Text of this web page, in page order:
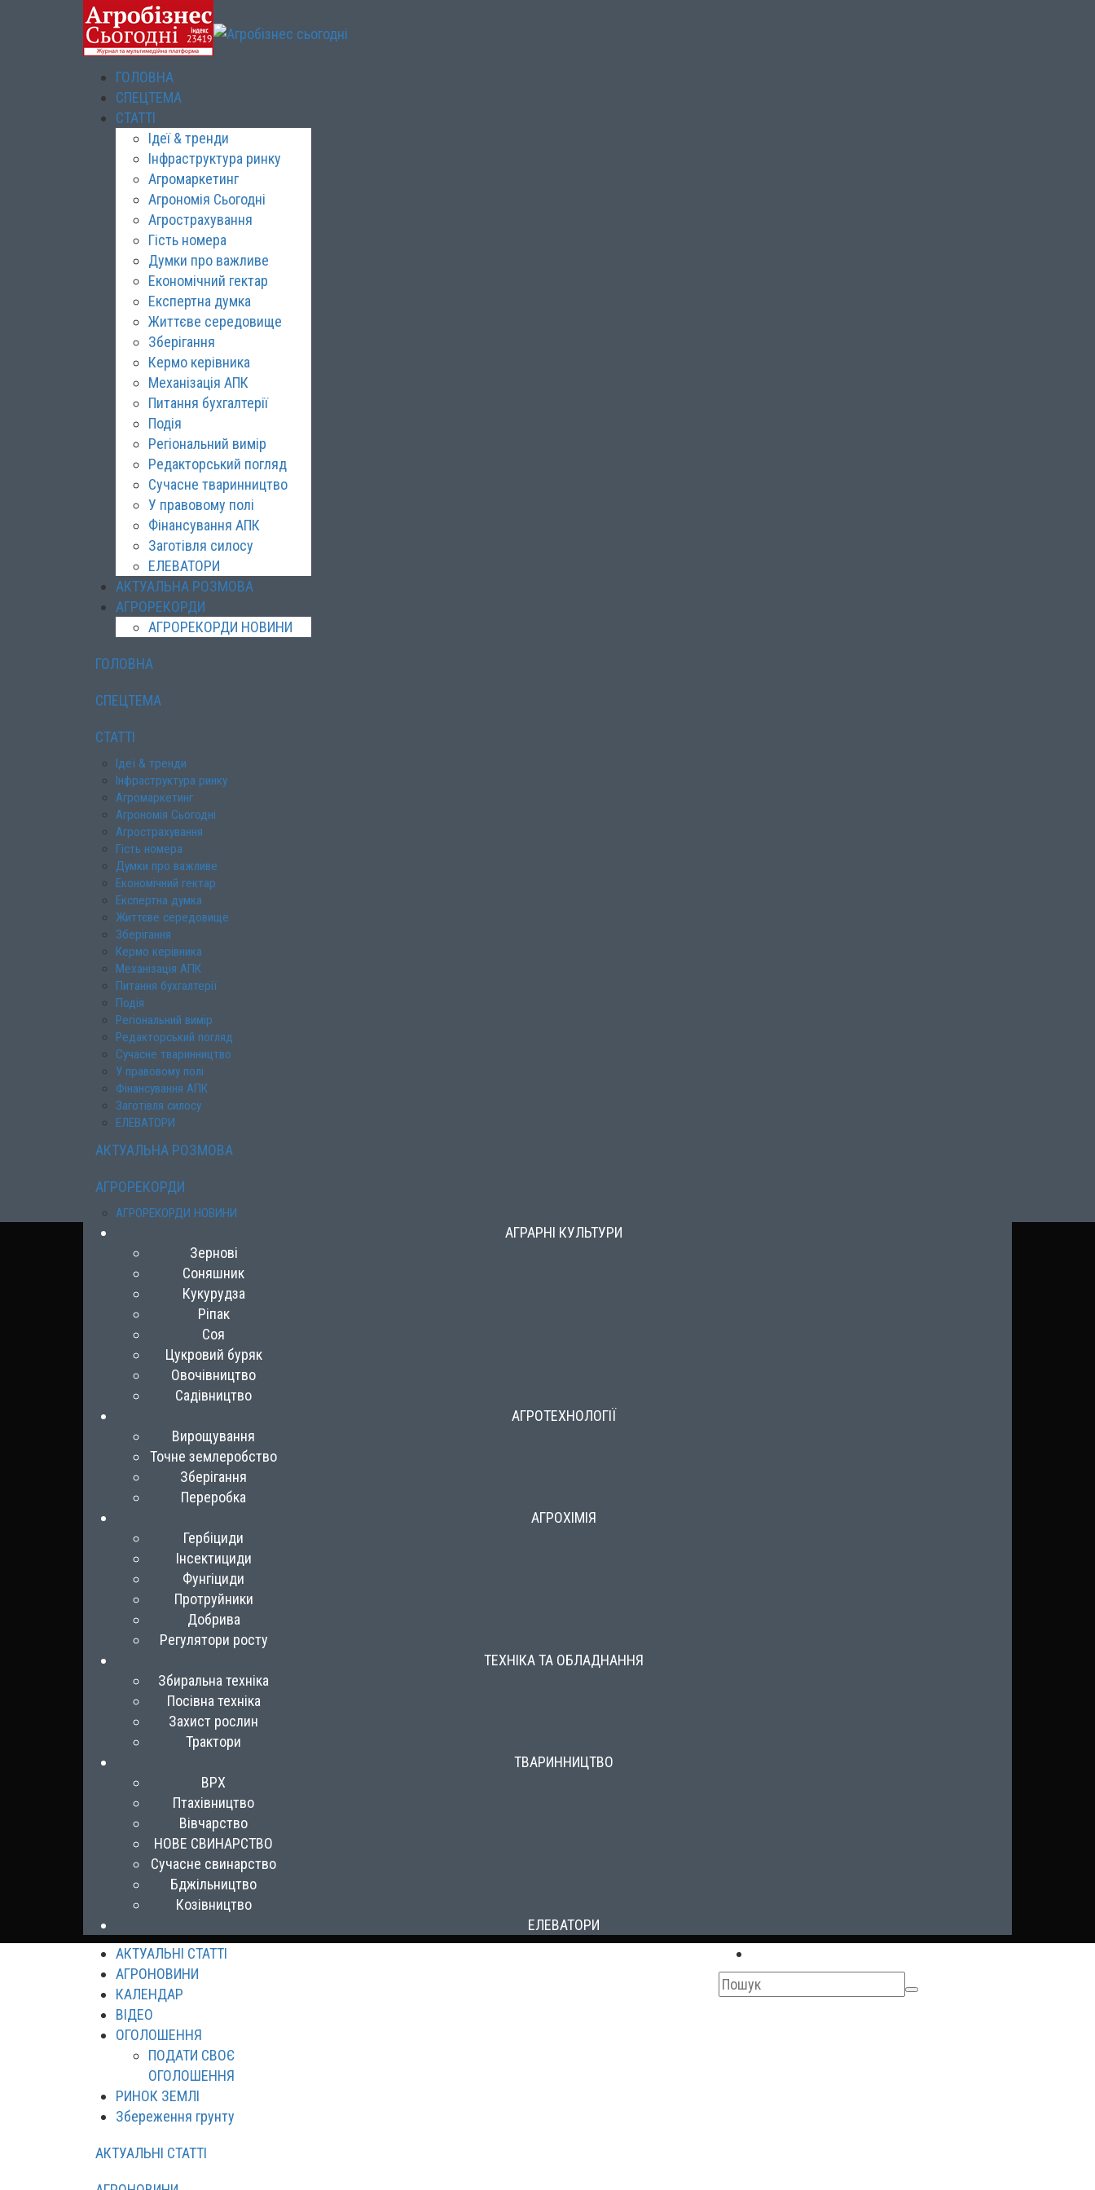
ГОЛОВНА
СПЕЦТЕМА
СТАТТІ
Ідеї & тренди
Інфраструктура ринку
Агромаркетинг
Агрономія Сьогодні
Агрострахування
Гість номера
Думки про важливе
Економічний гектар
Експертна думка
Життєве середовище
Зберігання
Кермо керівника
Механізація АПК
Питання бухгалтерії
Подія
Регіональний вимір
Редакторський погляд
Сучасне тваринництво
У правовому полі
Фінансування АПК
Заготівля силосу
ЕЛЕВАТОРИ
АКТУАЛЬНА РОЗМОВА
АГРОРЕКОРДИ
АГРОРЕКОРДИ НОВИНИ
ГОЛОВНА
СПЕЦТЕМА
СТАТТІ
Ідеї & тренди
Інфраструктура ринку
Агромаркетинг
Агрономія Сьогодні
Агрострахування
Гість номера
Думки про важливе
Економічний гектар
Експертна думка
Життєве середовище
Зберігання
Кермо керівника
Механізація АПК
Питання бухгалтерії
Подія
Регіональний вимір
Редакторський погляд
Сучасне тваринництво
У правовому полі
Фінансування АПК
Заготівля силосу
ЕЛЕВАТОРИ
АКТУАЛЬНА РОЗМОВА
АГРОРЕКОРДИ
АГРОРЕКОРДИ НОВИНИ
АГРАРНІ КУЛЬТУРИ
Зернові
Соняшник
Кукурудза
Ріпак
Соя
Цукровий буряк
Овочівництво
Садівництво
АГРОТЕХНОЛОГІЇ
Вирощування
Точне землеробство
Зберігання
Переробка
АГРОХІМІЯ
Гербіциди
Інсектициди
Фунгіциди
Протруйники
Добрива
Регулятори росту
ТЕХНІКА ТА ОБЛАДНАННЯ
Збиральна техніка
Посівна техніка
Захист рослин
Трактори
ТВАРИННИЦТВО
ВРХ
Птахівництво
Вівчарство
НОВЕ СВИНАРСТВО
Сучасне свинарство
Бджільництво
Козівництво
ЕЛЕВАТОРИ
АКТУАЛЬНІ СТАТТІ
АГРОНОВИНИ
КАЛЕНДАР
ВІДЕО
ОГОЛОШЕННЯ
ПОДАТИ СВОЄ
ОГОЛОШЕННЯ
РИНОК ЗЕМЛІ
Збереження грунту
АКТУАЛЬНІ СТАТТІ